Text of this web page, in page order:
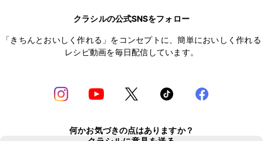
クラシルの公式SNSをフォロー
「きちんとおいしく作れる」をコンセプトに、簡単においしく作れる
レシピ動画を毎日配信しています。
何かお気づきの点はありますか？